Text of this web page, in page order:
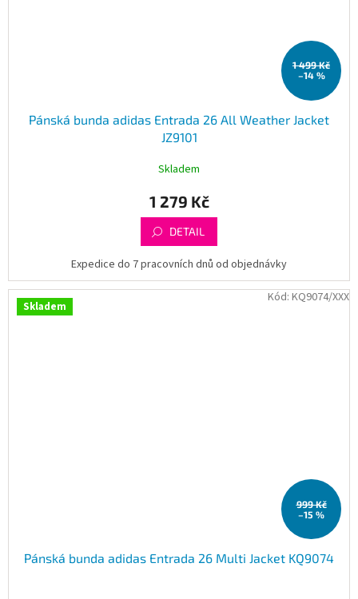
1 499 Kč
–14 %
Pánská bunda adidas Entrada 26 All Weather Jacket
JZ9101
Skladem
1 279 Kč
DETAIL
Expedice do 7 pracovních dnů od objednávky
Skladem
999 Kč
–15 %
Pánská bunda adidas Entrada 26 Multi Jacket KQ9074
Kód: KQ9074/XXX